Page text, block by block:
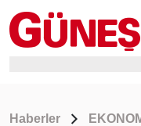
Haberler